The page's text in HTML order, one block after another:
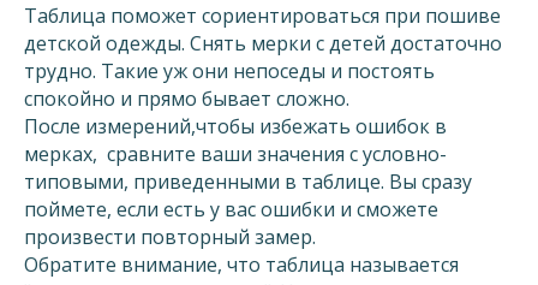
Таблица поможет сориентироваться при пошиве
детской одежды. Снять мерки с детей достаточно
трудно. Такие уж они непоседы и постоять
спокойно и прямо бывает сложно.
После измерений,чтобы избежать ошибок в
мерках, сравните ваши значения с условно-
типовыми, приведенными в таблице. Вы сразу
поймете, если есть у вас ошибки и сможете
произвести повторный замер.
Обратите внимание, что таблица называется